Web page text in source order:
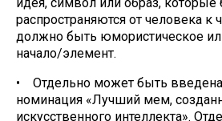
распространяются от человека
должно быть юмористическое
начало/элемент.
• Отдельно может быть
номинация «Лучший мем,
искусственного интеллекта».